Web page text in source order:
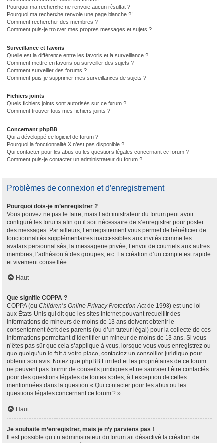
Pourquoi ma recherche ne renvoie aucun résultat ?
Pourquoi ma recherche renvoie une page blanche ?!
Comment rechercher des membres ?
Comment puis-je trouver mes propres messages et sujets ?
Surveillance et favoris
Quelle est la différence entre les favoris et la surveillance ?
Comment mettre en favoris ou surveiller des sujets ?
Comment surveiller des forums ?
Comment puis-je supprimer mes surveillances de sujets ?
Fichiers joints
Quels fichiers joints sont autorisés sur ce forum ?
Comment trouver tous mes fichiers joints ?
Concernant phpBB
Qui a développé ce logiciel de forum ?
Pourquoi la fonctionnalité X n’est pas disponible ?
Qui contacter pour les abus ou les questions légales concernant ce forum ?
Comment puis-je contacter un administrateur du forum ?
Problèmes de connexion et d’enregistrement
Pourquoi dois-je m’enregistrer ?
Vous pouvez ne pas le faire, mais l’administrateur du forum peut avoir
configuré les forums afin qu’il soit nécessaire de s’enregistrer pour poster
des messages. Par ailleurs, l’enregistrement vous permet de bénéficier de
fonctionnalités supplémentaires inaccessibles aux invités comme les
avatars personnalisés, la messagerie privée, l’envoi de courriels aux autres
membres, l’adhésion à des groupes, etc. La création d’un compte est rapide
et vivement conseillée.
Haut
Que signifie COPPA ?
COPPA (ou Children’s Online Privacy Protection Actde 1998) est une loi
aux États-Unis qui dit que les sites Internet pouvant recueillir des
informations de mineurs de moins de 13 ans doivent obtenir le
consentement écrit des parents (ou d’un tuteur légal) pour la collecte de ces
informations permettant d’identifier un mineur de moins de 13 ans. Si vous
n’êtes pas sûr que cela s’applique à vous, lorsque vous vous enregistrez ou
que quelqu’un le fait à votre place, contactez un conseiller juridique pour
obtenir son avis. Notez que phpBB Limited et les propriétaires de ce forum
ne peuvent pas fournir de conseils juridiques et ne sauraient être contactés
pour des questions légales de toutes sortes, à l’exception de celles
mentionnées dans la question « Qui contacter pour les abus ou les
questions légales concernant ce forum ? ».
Haut
Je souhaite m’enregistrer, mais je n’y parviens pas !
Il est possible qu’un administrateur du forum ait désactivé la création de